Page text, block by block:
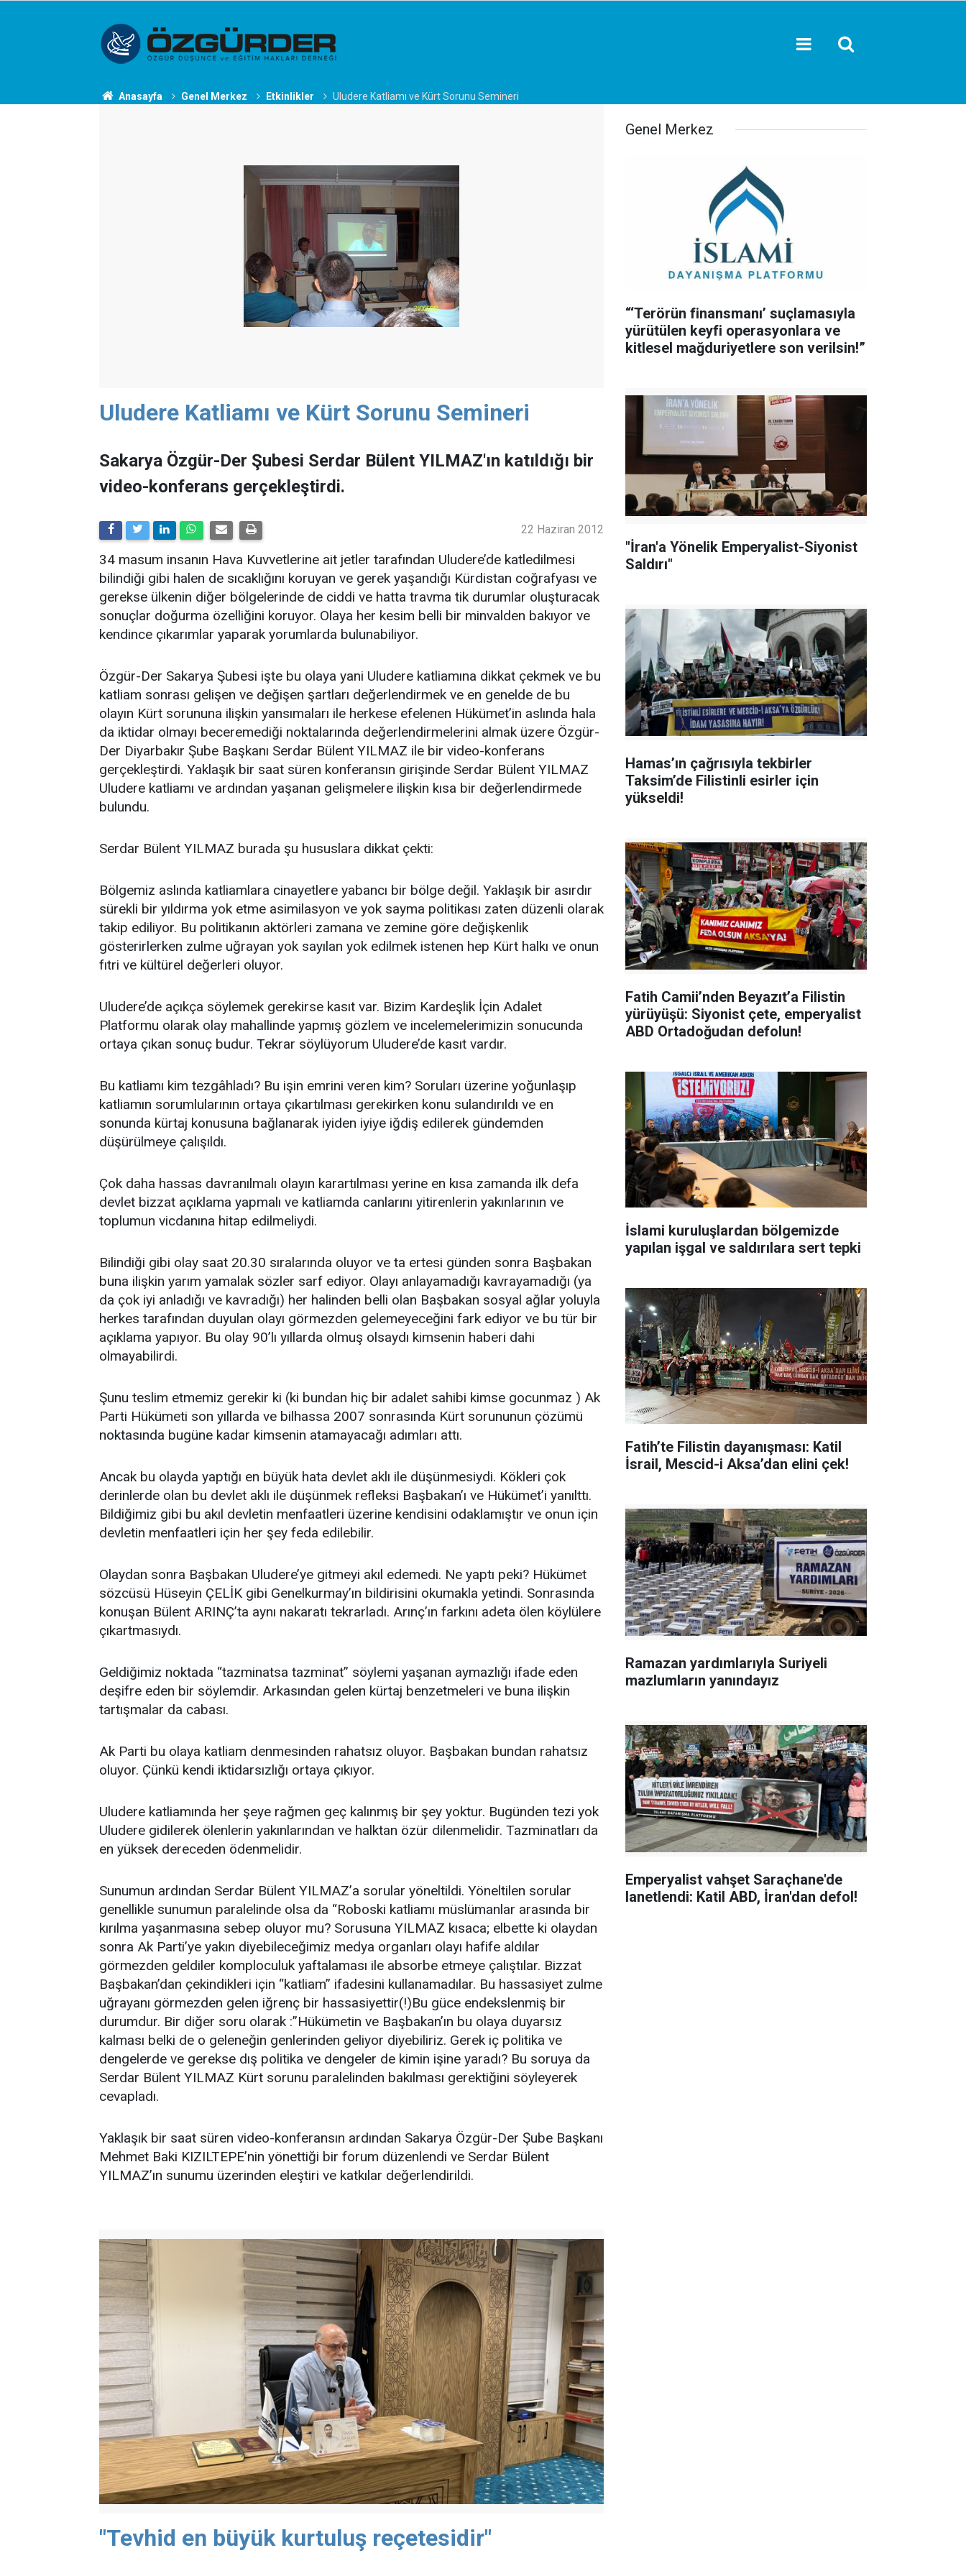
Anasayfa Genel Merkez Etkinlikler Uludere Katliamı ve Kürt Sorunu Semineri
Uludere Katliamı ve Kürt Sorunu Semineri
Sakarya Özgür-Der Şubesi Serdar Bülent YILMAZ'ın katıldığı bir
video-konferans gerçekleştirdi.
22 Haziran 2012
34 masum insanın Hava Kuvvetlerine ait jetler tarafından Uludere’de katledilmesi
bilindiği gibi halen de sıcaklığını koruyan ve gerek yaşandığı Kürdistan coğrafyası ve
gerekse ülkenin diğer bölgelerinde de ciddi ve hatta travma tik durumlar oluşturacak
sonuçlar doğurma özelliğini koruyor. Olaya her kesim belli bir minvalden bakıyor ve
kendince çıkarımlar yaparak yorumlarda bulunabiliyor.
Özgür-Der Sakarya Şubesi işte bu olaya yani Uludere katliamına dikkat çekmek ve bu
katliam sonrası gelişen ve değişen şartları değerlendirmek ve en genelde de bu
olayın Kürt sorununa ilişkin yansımaları ile herkese efelenen Hükümet’in aslında hala
da iktidar olmayı beceremediği noktalarında değerlendirmelerini almak üzere Özgür-
Der Diyarbakır Şube Başkanı Serdar Bülent YILMAZ ile bir video-konferans
gerçekleştirdi. Yaklaşık bir saat süren konferansın girişinde Serdar Bülent YILMAZ
Uludere katliamı ve ardından yaşanan gelişmelere ilişkin kısa bir değerlendirmede
bulundu.
Serdar Bülent YILMAZ burada şu hususlara dikkat çekti:
Bölgemiz aslında katliamlara cinayetlere yabancı bir bölge değil. Yaklaşık bir asırdır
sürekli bir yıldırma yok etme asimilasyon ve yok sayma politikası zaten düzenli olarak
takip ediliyor. Bu politikanın aktörleri zamana ve zemine göre değişkenlik
gösterirlerken zulme uğrayan yok sayılan yok edilmek istenen hep Kürt halkı ve onun
fıtri ve kültürel değerleri oluyor.
Uludere’de açıkça söylemek gerekirse kasıt var. Bizim Kardeşlik İçin Adalet
Platformu olarak olay mahallinde yapmış gözlem ve incelemelerimizin sonucunda
ortaya çıkan sonuç budur. Tekrar söylüyorum Uludere’de kasıt vardır.
Bu katliamı kim tezgâhladı? Bu işin emrini veren kim? Soruları üzerine yoğunlaşıp
katliamın sorumlularının ortaya çıkartılması gerekirken konu sulandırıldı ve en
sonunda kürtaj konusuna bağlanarak iyiden iyiye iğdiş edilerek gündemden
düşürülmeye çalışıldı.
Çok daha hassas davranılmalı olayın karartılması yerine en kısa zamanda ilk defa
devlet bizzat açıklama yapmalı ve katliamda canlarını yitirenlerin yakınlarının ve
toplumun vicdanına hitap edilmeliydi.
Bilindiği gibi olay saat 20.30 sıralarında oluyor ve ta ertesi günden sonra Başbakan
buna ilişkin yarım yamalak sözler sarf ediyor. Olayı anlayamadığı kavrayamadığı (ya
da çok iyi anladığı ve kavradığı) her halinden belli olan Başbakan sosyal ağlar yoluyla
herkes tarafından duyulan olayı görmezden gelemeyeceğini fark ediyor ve bu tür bir
açıklama yapıyor. Bu olay 90’lı yıllarda olmuş olsaydı kimsenin haberi dahi
olmayabilirdi.
Şunu teslim etmemiz gerekir ki (ki bundan hiç bir adalet sahibi kimse gocunmaz ) Ak
Parti Hükümeti son yıllarda ve bilhassa 2007 sonrasında Kürt sorununun çözümü
noktasında bugüne kadar kimsenin atamayacağı adımları attı.
Ancak bu olayda yaptığı en büyük hata devlet aklı ile düşünmesiydi. Kökleri çok
derinlerde olan bu devlet aklı ile düşünmek refleksi Başbakan’ı ve Hükümet’i yanılttı.
Bildiğimiz gibi bu akıl devletin menfaatleri üzerine kendisini odaklamıştır ve onun için
devletin menfaatleri için her şey feda edilebilir.
Olaydan sonra Başbakan Uludere’ye gitmeyi akıl edemedi. Ne yaptı peki? Hükümet
sözcüsü Hüseyin ÇELİK gibi Genelkurmay’ın bildirisini okumakla yetindi. Sonrasında
konuşan Bülent ARINÇ’ta aynı nakaratı tekrarladı. Arınç’ın farkını adeta ölen köylülere
çıkartmasıydı.
Geldiğimiz noktada “tazminatsa tazminat” söylemi yaşanan aymazlığı ifade eden
deşifre eden bir söylemdir. Arkasından gelen kürtaj benzetmeleri ve buna ilişkin
tartışmalar da cabası.
Ak Parti bu olaya katliam denmesinden rahatsız oluyor. Başbakan bundan rahatsız
oluyor. Çünkü kendi iktidarsızlığı ortaya çıkıyor.
Uludere katliamında her şeye rağmen geç kalınmış bir şey yoktur. Bugünden tezi yok
Uludere gidilerek ölenlerin yakınlarından ve halktan özür dilenmelidir. Tazminatları da
en yüksek dereceden ödenmelidir.
Sunumun ardından Serdar Bülent YILMAZ’a sorular yöneltildi. Yöneltilen sorular
genellikle sunumun paralelinde olsa da “Roboski katliamı müslümanlar arasında bir
kırılma yaşanmasına sebep oluyor mu? Sorusuna YILMAZ kısaca; elbette ki olaydan
sonra Ak Parti’ye yakın diyebileceğimiz medya organları olayı hafife aldılar
görmezden geldiler komploculuk yaftalaması ile absorbe etmeye çalıştılar. Bizzat
Başbakan’dan çekindikleri için “katliam” ifadesini kullanamadılar. Bu hassasiyet zulme
uğrayanı görmezden gelen iğrenç bir hassasiyettir(!)Bu güce endekslenmiş bir
durumdur. Bir diğer soru olarak :”Hükümetin ve Başbakan’ın bu olaya duyarsız
kalması belki de o geleneğin genlerinden geliyor diyebiliriz. Gerek iç politika ve
dengelerde ve gerekse dış politika ve dengeler de kimin işine yaradı? Bu soruya da
Serdar Bülent YILMAZ Kürt sorunu paralelinden bakılması gerektiğini söyleyerek
cevapladı.
Yaklaşık bir saat süren video-konferansın ardından Sakarya Özgür-Der Şube Başkanı
Mehmet Baki KIZILTEPE’nin yönettiği bir forum düzenlendi ve Serdar Bülent
YILMAZ’ın sunumu üzerinden eleştiri ve katkılar değerlendirildi.
"Tevhid en büyük kurtuluş reçetesidir"
Genel Merkez
“‘Terörün finansmanı’ suçlamasıyla
yürütülen keyfi operasyonlara ve
kitlesel mağduriyetlere son verilsin!”
"İran'a Yönelik Emperyalist-Siyonist
Saldırı"
Hamas’ın çağrısıyla tekbirler
Taksim’de Filistinli esirler için
yükseldi!
Fatih Camii’nden Beyazıt’a Filistin
yürüyüşü: Siyonist çete, emperyalist
ABD Ortadoğudan defolun!
İslami kuruluşlardan bölgemizde
yapılan işgal ve saldırılara sert tepki
Fatih’te Filistin dayanışması: Katil
İsrail, Mescid-i Aksa’dan elini çek!
Ramazan yardımlarıyla Suriyeli
mazlumların yanındayız
Emperyalist vahşet Saraçhane'de
lanetlendi: Katil ABD, İran'dan defol!